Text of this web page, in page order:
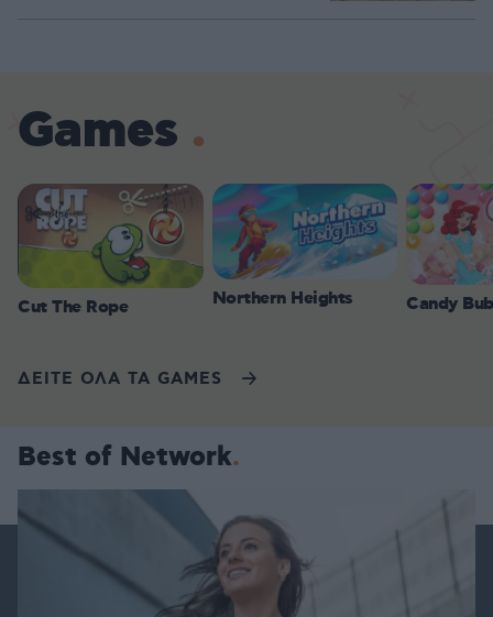
Games
Cut The Rope Northern Heights Candy
ΔΕΙΤΕ ΟΛΑ ΤΑ GAMES
Best of Network